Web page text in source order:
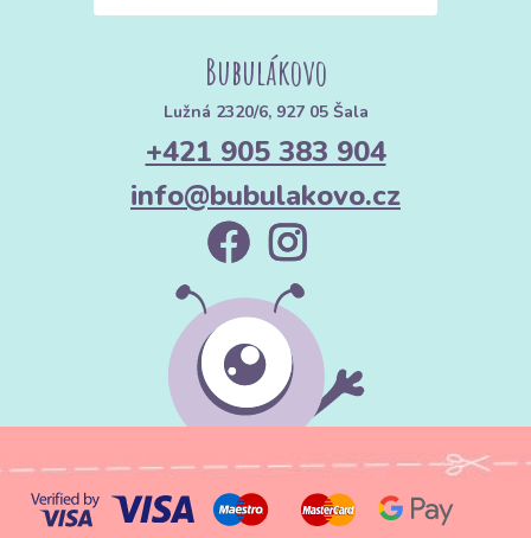
Bubulákovo
Lužná 2320/6, 927 05 Šala
+421 905 383 904
info@bubulakovo.cz